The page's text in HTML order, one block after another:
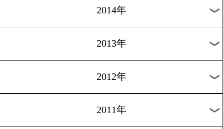
2020年
2019年